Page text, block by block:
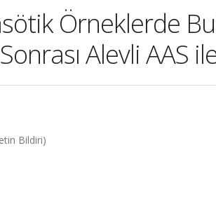
Örneklerde
Alevli AAS
Bildiri)